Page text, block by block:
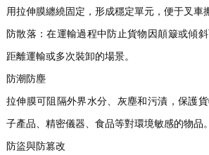
用拉伸膜纏繞固定，形成穩定單元，便于叉車
防散落：在運輸過程中防止貨物因顛簸或傾
距離運輸或多次裝卸的場景。
防潮防塵
拉伸膜可阻隔外界水分、灰塵和污漬，保護
子產品、精密儀器、食品等對環境敏感的物品。
防盜與防篡改